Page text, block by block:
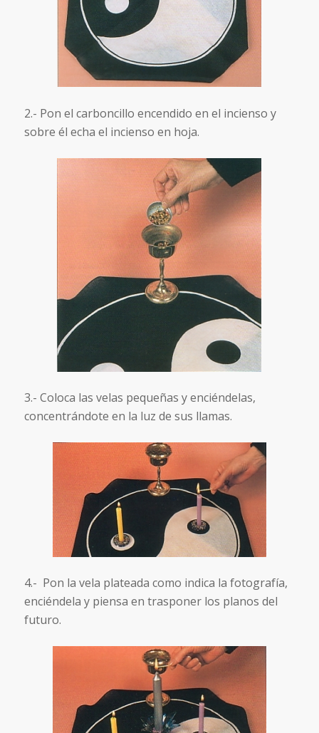
2.- Pon el carboncillo encendido en el incienso y
sobre él echa el incienso en hoja.
3.- Coloca las velas pequeñas y enciéndelas,
concentrándote en la luz de sus llamas.
4.- Pon la vela plateada como indica la fotografía,
enciéndela y piensa en trasponer los planos del
futuro.